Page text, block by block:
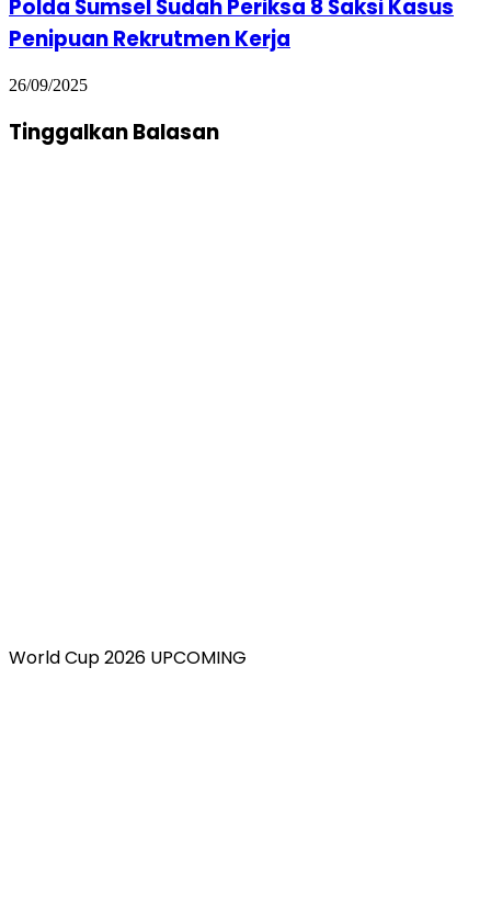
Polda Sumsel Sudah Periksa 8 Saksi Kasus
Penipuan Rekrutmen Kerja
26/09/2025
Tinggalkan Balasan
World Cup 2026 UPCOMING